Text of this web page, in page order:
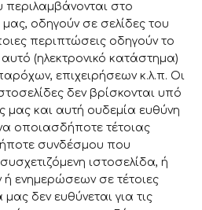
περιλαμβάνονται στο
οδηγούν σε σελίδες του
περιπτώσεις οδηγούν το
(ηλεκτρονικό κατάστημα)
επιχειρήσεων κ.λ.π. Οι
δεν βρίσκονται υπό
μας και αυτή ουδεμία ευθύνη
οποιασδήποτε τέτοιας
συνδέσμου που
ιστοσελίδα, ή
ενημερώσεων σε τέτοιες
δεν ευθύνεται για τις